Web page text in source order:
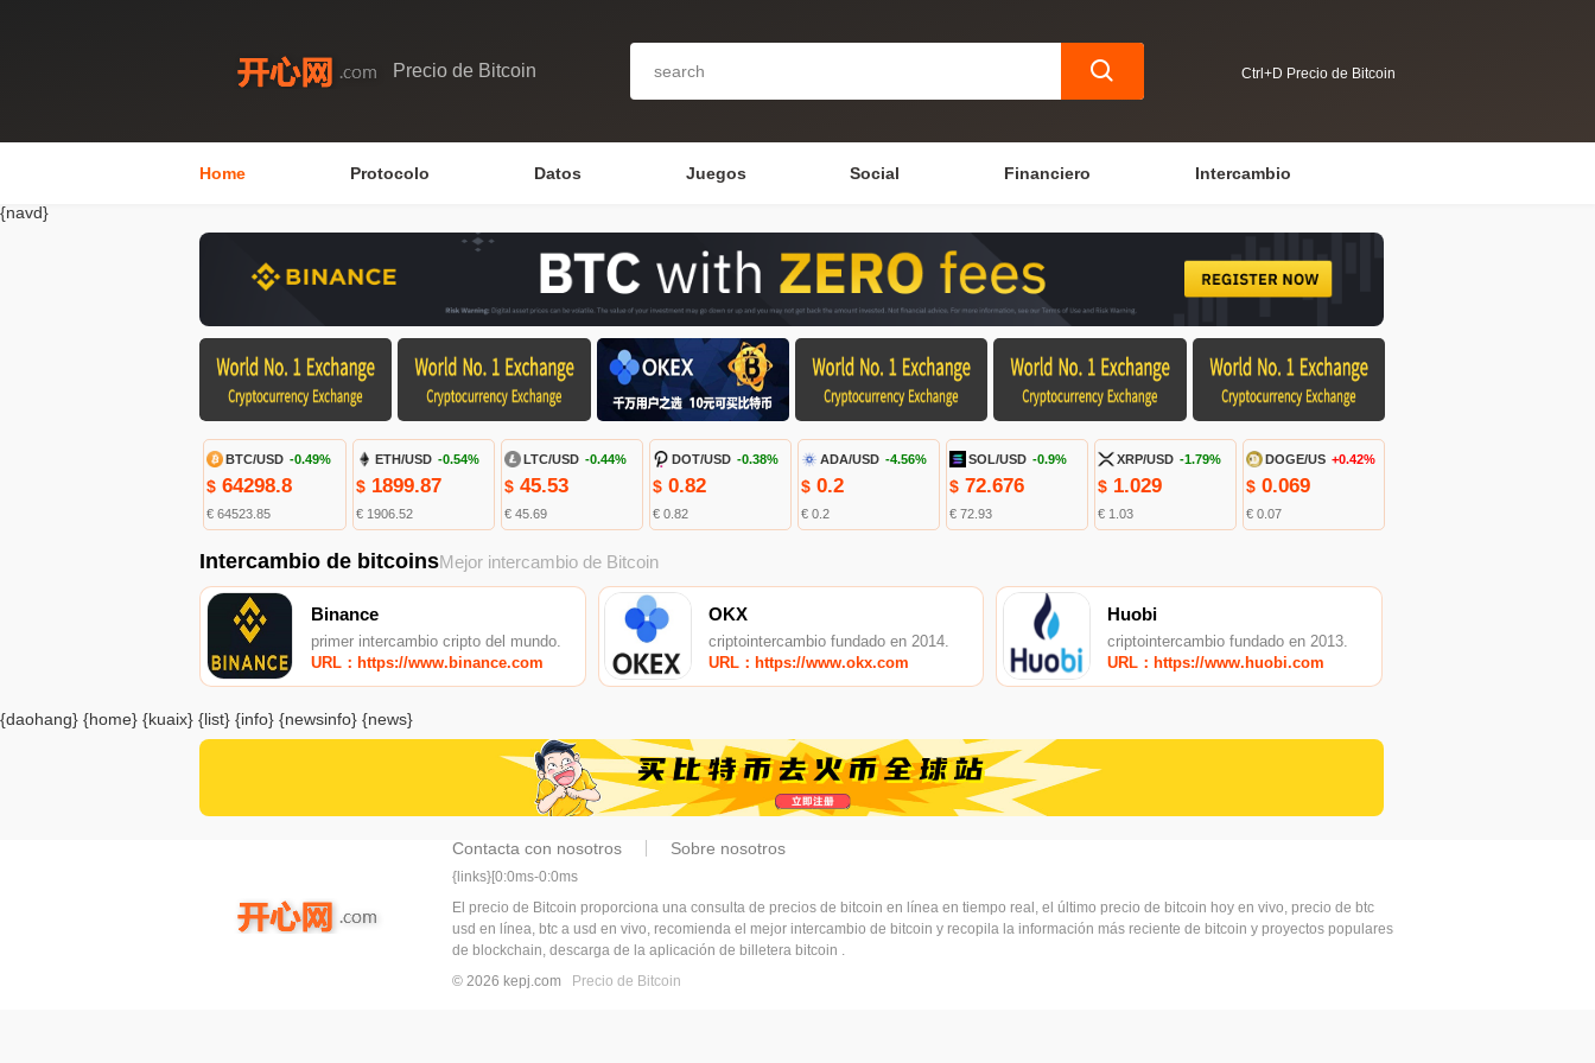
Precio de Bitcoin Ctrl+D Precio de Bitcoin
Home Protocolo Datos Juegos Social Financiero Intercambio
{navd}
BTC/USD -0.49%
$ 64298.8
€ 64523.85
ETH/USD -0.54%
$1899.87
€ 1906.52
LTC/USD -0.44%
$45.53
€ 45.69
DOT/USD -0.38%
$0.82
€ 0.82
ADA/USD -4.56%
$0.2
€ 0.2
SOL/USD -0.9%
$ 72.676
€ 72.93
XRP/USD -1.79%
$ 1.029
€ 1.03
DOGE/US +0.42%
$ 0.069
€ 0.07
Intercambio de bitcoinsMejor intercambio de Bitcoin
Binance
primer intercambio cripto del mundo.
URL：https://www.binance.com
OKX
criptointercambio fundado en 2014.
URL：https://www.okx.com
Huobi
criptointercambio fundado en 2013.
URL：https://www.huobi.com
{daohang} {home} {kuaix} {list} {info} {newsinfo} {news}
Contacta con nosotros Sobre nosotros
{links}[0:0ms-0:0ms
El precio de Bitcoin proporciona una consulta de precios de bitcoin en línea en tiempo real, el último precio de bitcoin hoy en vivo, precio de btc
usd en línea, btc a usd en vivo, recomienda el mejor intercambio de bitcoin y recopila la información más reciente de bitcoin y proyectos populares
de blockchain, descarga de la aplicación de billetera bitcoin .
© 2026 kepj.com
Precio de Bitcoin